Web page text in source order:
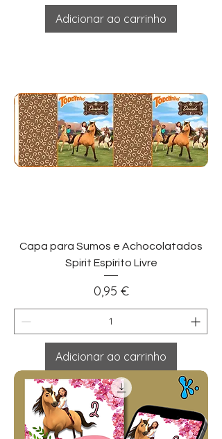
Adicionar ao carrinho
Capa para Sumos e Achocolatados
Spirit Espírito Livre
Preço
0,95 €
Adicionar ao carrinho